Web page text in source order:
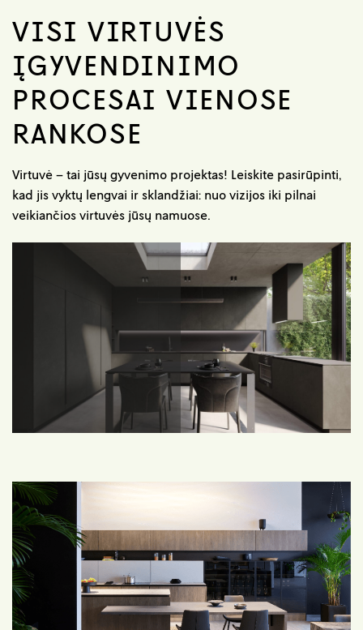
VISI VIRTUVĖS
ĮGYVENDINIMO
PROCESAI VIENOSE
RANKOSE
Virtuvė – tai jūsų gyvenimo projektas! Leiskite pasirūpinti,
kad jis vyktų lengvai ir sklandžiai: nuo vizijos iki pilnai
veikiančios virtuvės jūsų namuose.